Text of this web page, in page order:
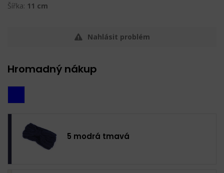
Šířka: 11 cm
Nahlásit problém
Hromadný nákup
5 modrá tmavá